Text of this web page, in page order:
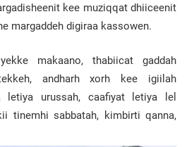
kee muziqqat dhiiceenit
margaddeh digiraa kassowen.
makaano, thabiicat gaddah
andharh xorh kee igiilah
letiya urussah, caafiyat letiya lel
tinemhi sabbatah, kimbirti qanna,